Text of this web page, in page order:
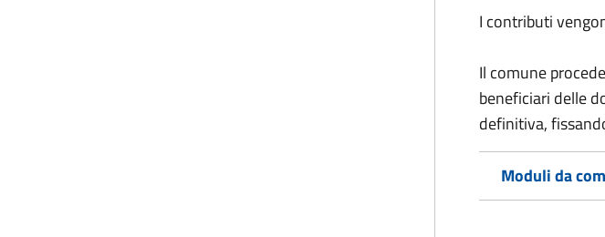
I contributi
Il comune
beneficiari delle
definitiva,
Moduli da